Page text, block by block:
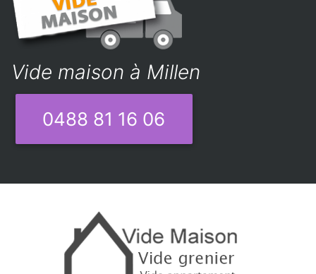
Vide maison à Millen
0488 81 16 06